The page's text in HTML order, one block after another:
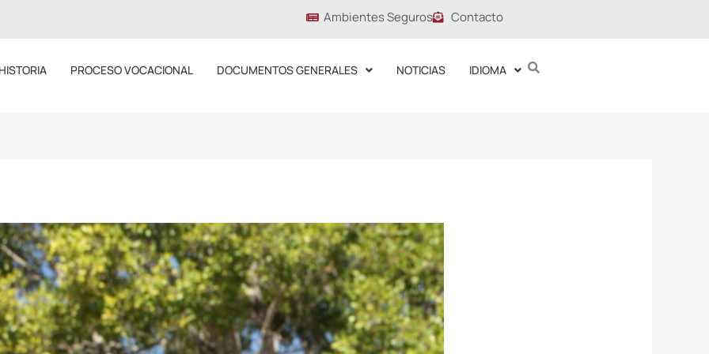
Ambientes Seguros Contacto
HISTORIA PROCESO VOCACIONAL DOCUMENTOS GENERALES NOTICIAS IDIOMA